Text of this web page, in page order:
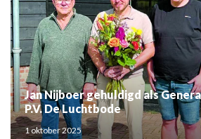
Jan Nijboer gehuldigd als
P.V. De Luchtbode
1 oktober 2025